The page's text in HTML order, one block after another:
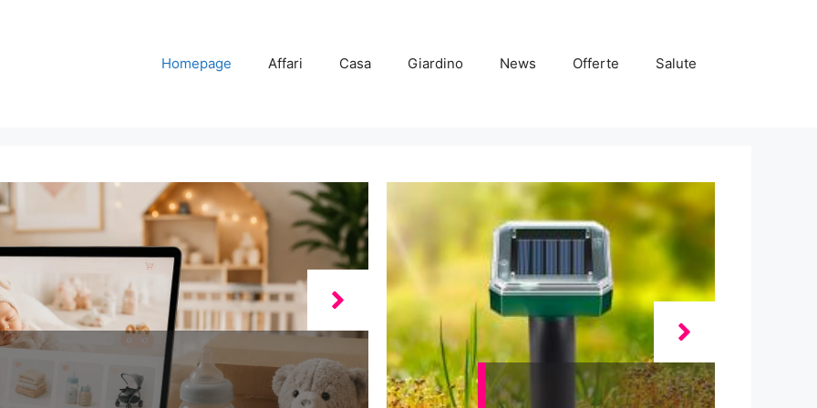
Homepage Affari Casa Giardino News Offerte Salute